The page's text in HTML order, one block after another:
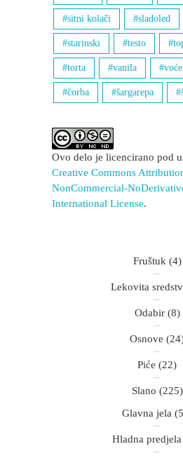
sitni kolači sladoled
starinski testo
torta vanila voće
čorba šargarepa
Ovo delo je licencirano pod
Creative Commons
NonCommercial-
International License.
Fruštuk (4)
Lekovita
Odabir(8)
Osnove
Piće (22)
Slano (225)
Glavna jela
Hladna predjela